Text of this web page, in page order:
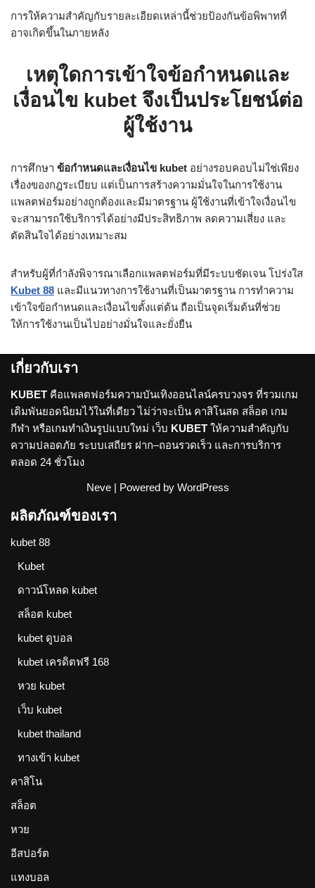
การให้ความสำคัญกับรายละเอียดเหล่านี้ช่วยป้องกันข้อพิพาทที่
อาจเกิดขึ้นในภายหลัง
เหตุใดการเข้าใจข้อกำหนดและ
เงื่อนไข kubet จึงเป็นประโยชน์ต่อ
ผู้ใช้งาน
การศึกษา ข้อกำหนดและเงื่อนไข kubet อย่างรอบคอบไม่ใช่เพียง
เรื่องของกฎระเบียบ แต่เป็นการสร้างความมั่นใจในการใช้งาน
แพลตฟอร์มอย่างถูกต้องและมีมาตรฐาน ผู้ใช้งานที่เข้าใจเงื่อนไข
จะสามารถใช้บริการได้อย่างมีประสิทธิภาพ ลดความเสี่ยง และ
ตัดสินใจได้อย่างเหมาะสม
สำหรับผู้ที่กำลังพิจารณาเลือกแพลตฟอร์มที่มีระบบชัดเจน โปร่งใส
Kubet 88 และมีแนวทางการใช้งานที่เป็นมาตรฐาน การทำความ
เข้าใจข้อกำหนดและเงื่อนไขตั้งแต่ต้น ถือเป็นจุดเริ่มต้นที่ช่วย
ให้การใช้งานเป็นไปอย่างมั่นใจและยั่งยืน
เกี่ยวกับเรา
KUBET คือแพลตฟอร์มความบันเทิงออนไลน์ครบวงจร ที่รวมเกม
เดิมพันยอดนิยมไว้ในที่เดียว ไม่ว่าจะเป็น คาสิโนสด สล็อต เกม
กีฬา หรือเกมทำเงินรูปแบบใหม่ เว็บ KUBET ให้ความสำคัญกับ
ความปลอดภัย ระบบเสถียร ฝาก–ถอนรวดเร็ว และการบริการ
ตลอด 24 ชั่วโมง
Neve| Powered by WordPress
ผลิตภัณฑ์ของเรา
kubet 88
Kubet
ดาวน์โหลด kubet
สล็อต kubet
kubet ดูบอล
kubet เครดิตฟรี 168
หวย kubet
เว็บ kubet
kubet thailand
ทางเข้า kubet
คาสิโน
สล็อต
หวย
อีสปอร์ต
แทงบอล